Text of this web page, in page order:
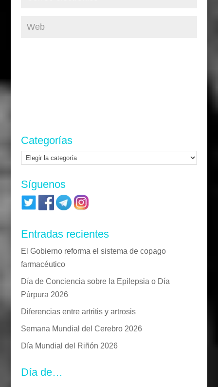
Categorías
Categorías
Síguenos
Entradas recientes
El Gobierno reforma el sistema de copago
farmacéutico
Día de Conciencia sobre la Epilepsia o Día
Púrpura 2026
Diferencias entre artritis y artrosis
Semana Mundial del Cerebro 2026
Día Mundial del Riñón 2026
Día de…